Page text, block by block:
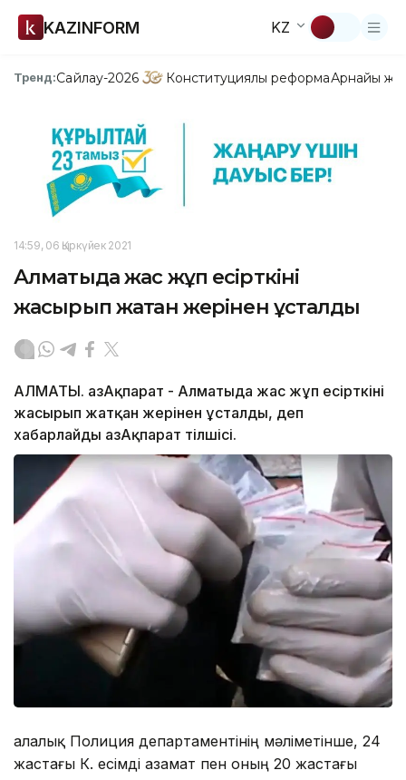
KAZINFORM KZ
Тренд:Сайлау-2026 Конституциялық реформаАрнайы
14:59, 06 Қыркүйек 2021
Алматыда жас жұп есірткіні
жасырып жатқан жерінен ұсталды
АЛМАТЫ. ҚазАқпарат - Алматыда жас жұп есірткіні
жасырып жатқан жерінен ұсталды, деп
хабарлайды ҚазАқпарат тілшісі.
Қалалық Полиция департаментінің мәліметінше, 24
жастағы К. есімді азамат пен оның 20 жастағы